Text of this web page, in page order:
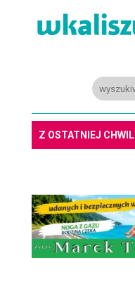
Z OSTATNIEJ CHWILI